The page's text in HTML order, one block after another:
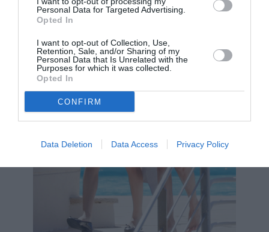
Personal Data for Targeted Advertising.
Opted In
I want to opt-out of Collection, Use,
Retention, Sale, and/or Sharing of my
Personal Data that Is Unrelated with the
Purposes for which it was collected.
Opted In
CONFIRM
Data Deletion Data Access Privacy Policy